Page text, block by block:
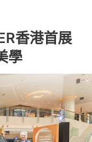
香港首展
學